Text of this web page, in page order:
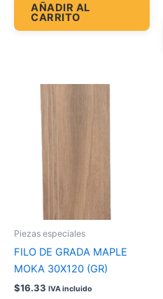
AÑADIR AL
CARRITO
Piezas especiales
FILO DE GRADA MAPLE
MOKA 30X120 (GR)
$16.33 IVA incluido